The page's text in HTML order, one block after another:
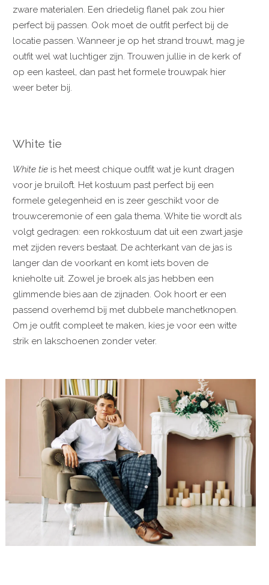
zware materialen. Een driedelig flanel pak zou hier
perfect bij passen. Ook moet de outfit perfect bij de
locatie passen. Wanneer je op het strand trouwt, mag je
outfit wel wat luchtiger zijn. Trouwen jullie in de kerk of
op een kasteel, dan past het formele trouwpak hier
weer beter bij.
White tie
White tie is het meest chique outfit wat je kunt dragen
voor je bruiloft. Het kostuum past perfect bij een
formele gelegenheid en is zeer geschikt voor de
trouwceremonie of een gala thema. White tie wordt als
volgt gedragen: een rokkostuum dat uit een zwart jasje
met zijden revers bestaat. De achterkant van de jas is
langer dan de voorkant en komt iets boven de
knieholte uit. Zowel je broek als jas hebben een
glimmende bies aan de zijnaden. Ook hoort er een
passend overhemd bij met dubbele manchetknopen.
Om je outfit compleet te maken, kies je voor een witte
strik en lakschoenen zonder veter.